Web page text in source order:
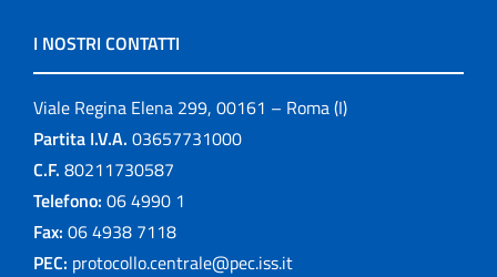
I NOSTRI CONTATTI
Viale Regina Elena 299, 00161 – Roma (I)
Partita I.V.A. 03657731000
C.F. 80211730587
Telefono: 06 4990 1
Fax: 06 4938 7118
PEC: protocollo.centrale@pec.iss.it